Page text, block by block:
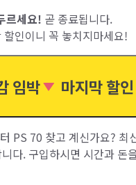
르세요! 곧 종료됩니다.
할인이니 꼭 놓치지마세요!
임박 마지막 할인
PS 70 찾고 계신가요? 최
다. 구입하시면 시간과 돈